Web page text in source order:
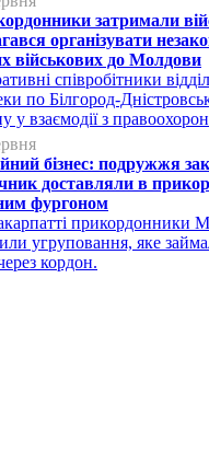
затримали
організувати
військових до Молдови
співробітники
по Білгород-
у взаємодії з
бізнес: подружжя
доставляли в
фургоном
прикордонники
угруповання, яке
кордон.